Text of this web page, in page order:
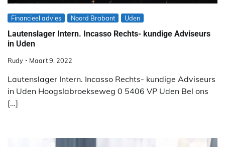
Financieel advies Noord Brabant Uden
Lautenslager Intern. Incasso Rechts- kundige Adviseurs
in Uden
Rudy Maart 9, 2022
Lautenslager Intern. Incasso Rechts- kundige Adviseurs
in Uden Hoogslabroekseweg 0 5406 VP Uden Bel ons
[…]